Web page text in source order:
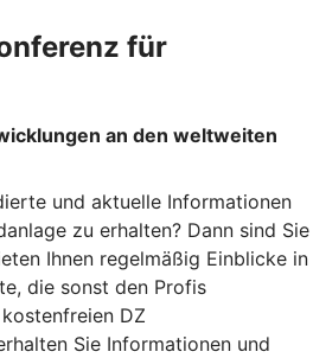
für
an den weltweiten
und aktuelle Informationen
zu erhalten? Dann sind Sie
Ihnen regelmäßig Einblicke in
die sonst den Profis
DZ
Sie Informationen und